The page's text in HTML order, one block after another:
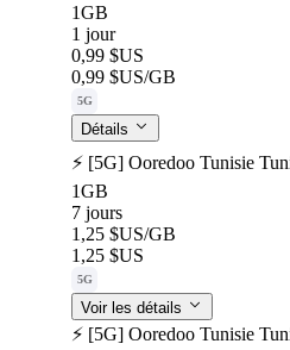
1GB
1 jour
0,99 $US
0,99 $US/GB
5G
Détails
⚡️ [5G] Ooredoo Tunisie
1GB
7 jours
1,25 $US/GB
1,25 $US
5G
Voir les détails
⚡️ [5G] Ooredoo Tunisie